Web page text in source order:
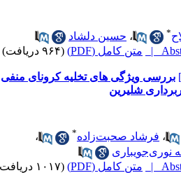
* ،حسین دلشاد
متن کامل (PDF) (۹۶۴ دریافت)
ویژگی های تخلیه کرونای منفی
شلیرین
،فرشاد صحبت‌زاده*
،
متن کامل (PDF) (۱۰۱۷ دریافت)